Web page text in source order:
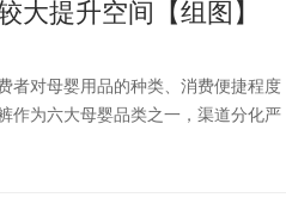
大提升空间【组图】
者对母婴用品的种类、消费便捷程度
作为六大母婴品类之一，渠道分化严